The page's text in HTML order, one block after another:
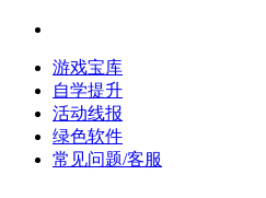
游戏宝库
自学提升
活动线报
绿色软件
常见问题/客服